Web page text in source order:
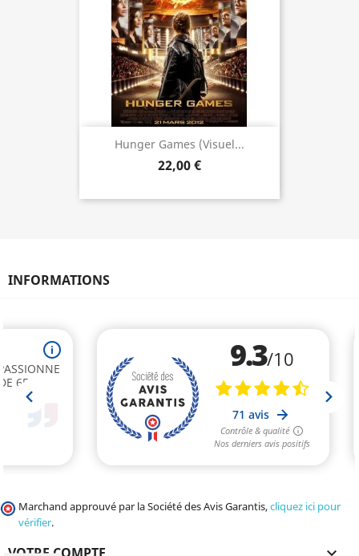
Hunger Games (visuel...
22,00 €
INFORMATIONS
Marchand approuvé par la Société des Avis Garantis,cliquez ici pour
vérifier.